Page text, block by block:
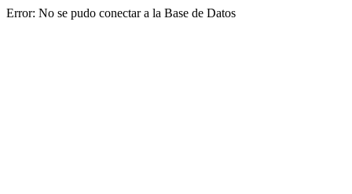
Error: No se pudo conectar a la Base de Datos